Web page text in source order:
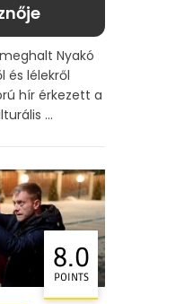
Nyakó
és lélekről
hír érkezett a
...
8.0
POINTS